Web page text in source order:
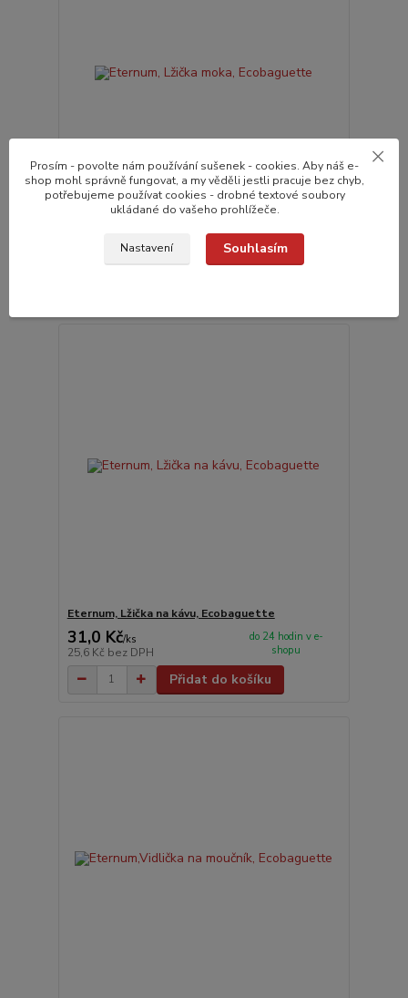
28,0 Kč/ks
do 24 hodin v e-
Eternum, Lžička na kávu, Ecobaguette
31,0 Kč/ks
25,6 Kč bez DPH
do 24 hodin v e-
shopu
Přidat do košíku
Prosím - povolte nám používání sušenek - cookies. Aby náš e-
shop mohl správně fungovat, a my věděli jestli pracuje bez chyb,
potřebujeme používat cookies - drobné textové soubory
ukládané do vašeho prohlížeče.
Nastavení Souhlasím